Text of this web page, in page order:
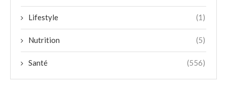
Lifestyle (1)
Nutrition (5)
Santé (556)